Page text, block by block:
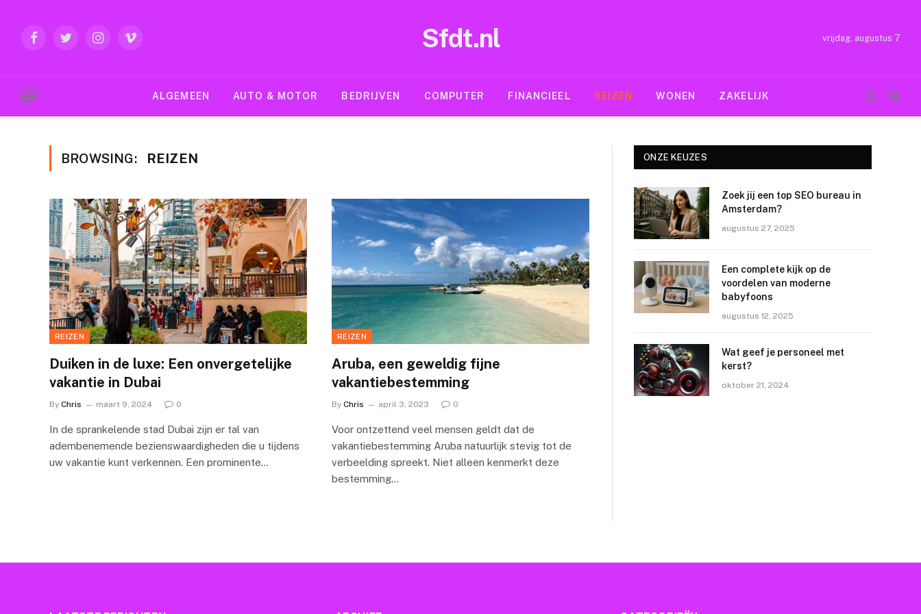
FacebookTwitterInstagram
Vimeo Sfdt.nl vrijdag, augustus 7
ALGEMEEN AUTO & MOTOR BEDRIJVEN COMPUTER FINANCIEEL REIZEN WONEN ZAKELIJK
BROWSING: REIZEN
REIZEN
Duiken in de luxe: Een onvergetelijke
vakantie in Dubai
By Chris maart 9, 2024 0
In de sprankelende stad Dubai zijn er tal van
adembenemende bezienswaardigheden die u tijdens
uw vakantie kunt verkennen. Een prominente…
REIZEN
Aruba, een geweldig fijne
vakantiebestemming
By Chris april 3, 2023 0
Voor ontzettend veel mensen geldt dat de
vakantiebestemming Aruba natuurlijk stevig tot de
verbeelding spreekt. Niet alleen kenmerkt deze
bestemming…
ONZE KEUZES
Zoek jij een top SEO bureau in
Amsterdam?
augustus 27, 2025
Een complete kijk op de
voordelen van moderne
babyfoons
augustus 12, 2025
Wat geef je personeel met
kerst?
oktober 21, 2024